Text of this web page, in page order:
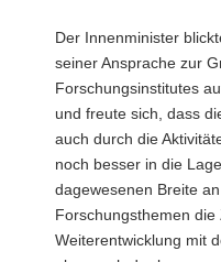
Der Innenminister
seiner Ansprache zur
Forschungsinstitutes
und freute sich, dass
auch durch die
noch besser in die
dagewesenen Breite
Forschungsthemen
Weiterentwicklung mit